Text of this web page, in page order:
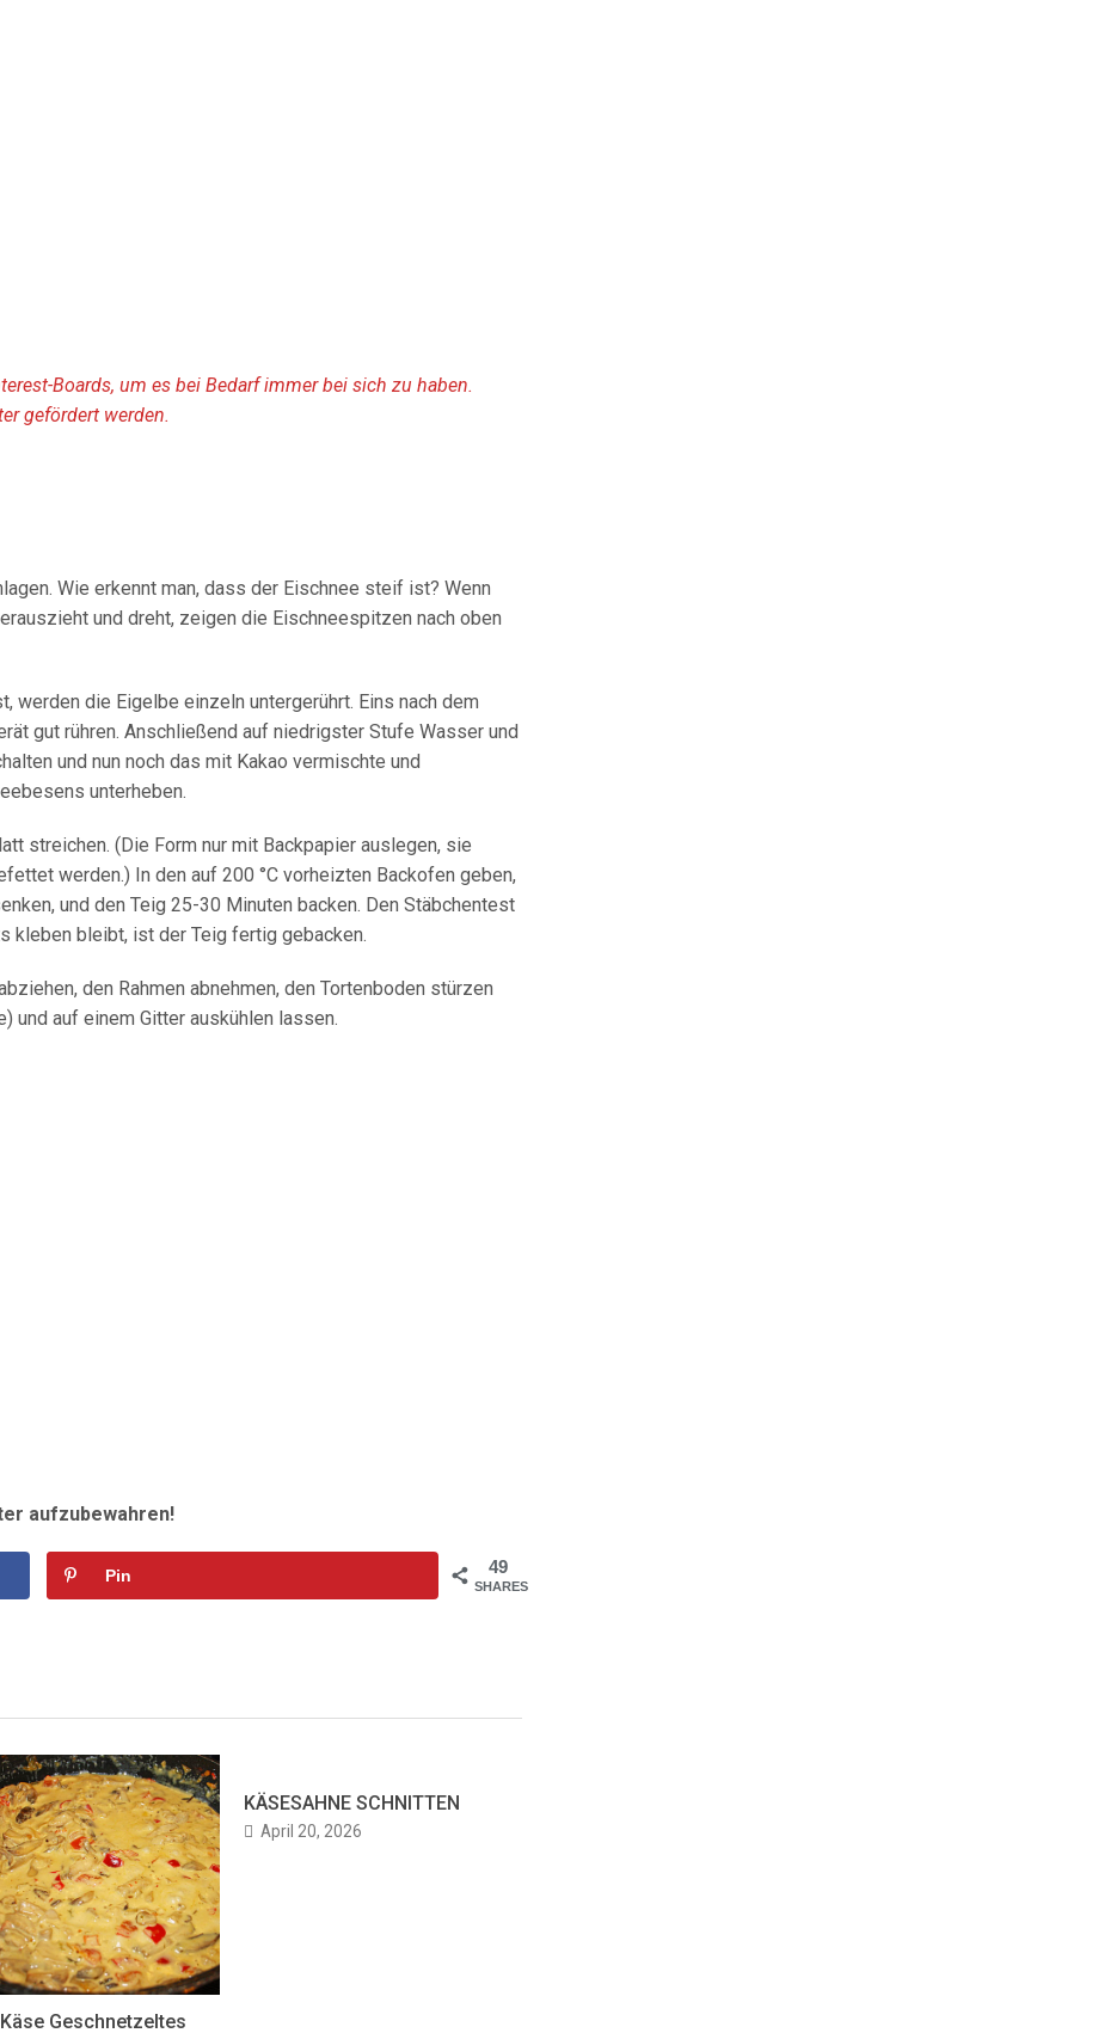
Boards, um es bei Bedarf immer bei sich zu haben.
gefördert werden.
Wie erkennt man, dass der Eischnee steif ist? Wenn
und dreht, zeigen die Eischneespitzen nach oben
werden die Eigelbe einzeln untergerührt. Eins nach dem
gut rühren. Anschließend auf niedrigster Stufe Wasser und
und nun noch das mit Kakao vermischte und
unterheben.
streichen. (Die Form nur mit Backpapier auslegen, sie
werden.) In den auf 200 °C vorheizten Backofen geben,
und den Teig 25-30 Minuten backen. Den Stäbchentest
kleben bleibt, ist der Teig fertig gebacken.
den Rahmen abnehmen, den Tortenboden stürzen
und auf einem Gitter auskühlen lassen.
aufzubewahren!
49
SHARES
Pin
Geschnetzeltes
KÄSESAHNE SCHNITTEN
April 20, 2026